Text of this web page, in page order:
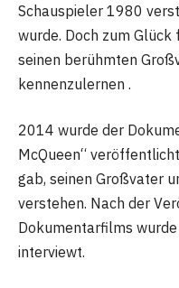
Schauspieler 1980
wurde. Doch zum Glück
seinen berühmten
kennenzulernen .
2014 wurde der
McQueen“
gab, seinen Großvater
verstehen. Nach der
Dokumentarfilms
interviewt.